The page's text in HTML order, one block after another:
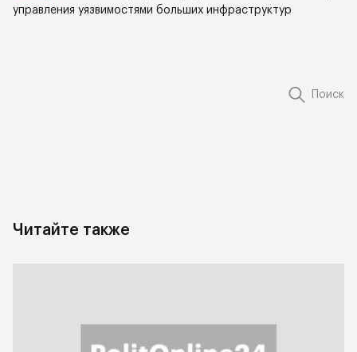
управления уязвимостями больших инфраструктур
Поиск
Читайте также